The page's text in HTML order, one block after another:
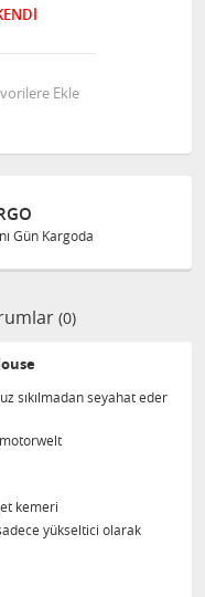
Ekle
Gün Kargoda
(0)
sıkılmadan seyahat eder
kemeri
yükseltici olarak